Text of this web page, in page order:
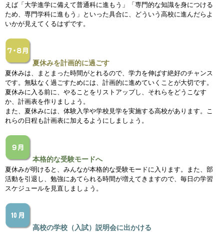
えば「大学進学に備えて普通科に進もう」「専門的な知識を身につける
ため、専門学科に進もう」といった具合に、どういう高校に進んだらよ
いかが見えてくるはずです。
夏休みを計画的に過ごす
夏休みは、まとまった時間がとれるので、学力を伸ばす絶好のチャンス
です。無駄なく過ごすためには、計画的に進めていくことが大切です。
夏休みに入る前に、やることをリストアップし、それらをどうこなす
か、計画表を作りましょう。
また、夏休みには、体験入学や学校見学を実施する高校があります。こ
れらの日程も計画表に加え るようにしましょう。
本格的な受験モードへ
夏休みが明けると、みんなが本格的な受験モードに入ります。また、部
活動を引退し、勉強にあてられる時間が増えてきますので、毎日の学習
スケジュールを見直しましょう。
高校の学校（入試）説明会に出かける